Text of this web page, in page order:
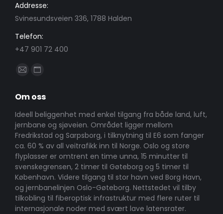
Addresse:
Svinesundsveien 336, 1788 Halden
Telefon:
+47 901 72 400
Find us on:
Mail
opens
in
new
window
Website
opens
in
new
window
Om oss
Ideell beliggenhet med enkel tilgang fra både land, luft,
jernbane og sjøveien. Området ligger mellom
Fredrikstad og Sarpsborg, i tilknytning til E6 som fanger
ca. 60 % av all veitrafikk inn til Norge. Oslo og store
flyplasser er omtrent en time unna, 15 minutter til
svenskegrensen, 2 timer til Gøteborg og 5 timer til
København. Videre tilgang til stor havn ved Borg Havn,
og jernbanelinjen Oslo-Gøteborg. Nettstedet vil tilby
tilkobling til fiberoptisk infrastruktur med flere ruter til
internasjonale noder med svært lave latensrater.